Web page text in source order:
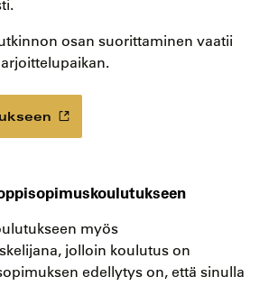
osan suorittaminen vaatii
myös
jolloin koulutus on
edellytys on, että sinulla